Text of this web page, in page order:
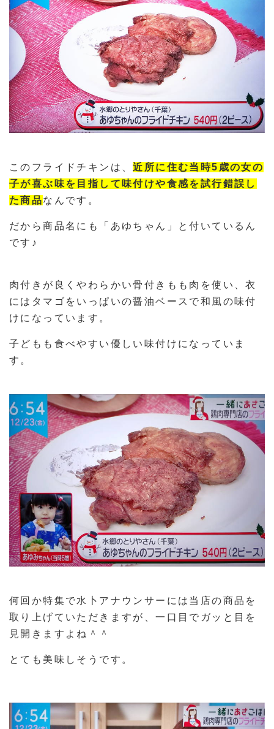
このフライドチキンは、近所に住む当時5歳の女の
子が喜ぶ味を目指して味付けや食感を試行錯誤し
た商品なんです。
だから商品名にも「あゆちゃん」と付いているん
です♪
肉付きが良くやわらかい骨付きもも肉を使い、衣
にはタマゴをいっぱいの醤油ベースで和風の味付
けになっています。
子どもも食べやすい優しい味付けになっていま
す。
何回か特集で水卜アナウンサーには当店の商品を
取り上げていただきますが、一口目でガッと目を
見開きますよね＾＾
とても美味しそうです。